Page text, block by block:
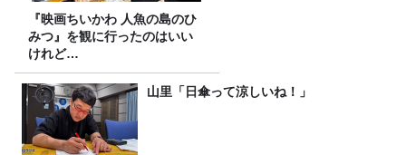
『映画ちいかわ 人魚の島のひ
みつ』を観に行ったのはいい
けれど…
山里「日傘って涼しいね！」